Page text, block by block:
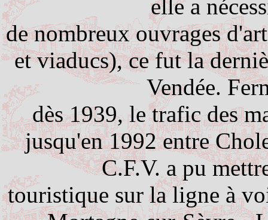
elle a
de nombreux ouvrages
et viaducs), ce fut la
Vendée.
dès 1939, le trafic des
jusqu'en 1992 entre
C.F.V. a pu
touristique sur la ligne à